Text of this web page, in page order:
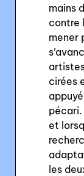
mains
contre
mener
cirées
pécari.
et
les